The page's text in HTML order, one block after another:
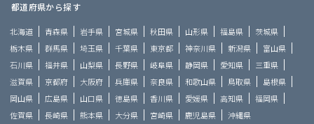
都道府県から探す
北海道 青森県 岩手県 宮城県 秋田県 山形県 福島県
茨城県
栃木県
群馬県 埼玉県 千葉県 東京都 神奈川県 新潟県
富山県
石川県
福井県 山梨県 長野県 岐阜県 静岡県 愛知県
三重県
滋賀県
京都府 大阪府 兵庫県 奈良県 和歌山県 鳥取県
島根県
岡山県
広島県 山口県 徳島県 香川県 愛媛県 高知県
福岡県
佐賀県
長崎県 熊本県 大分県 宮崎県 鹿児島県 沖縄県